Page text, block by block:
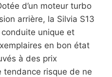
d’un moteur turbo
arrière, la Silvia S13
unique et
en bon état
à des prix
tendance risque de ne